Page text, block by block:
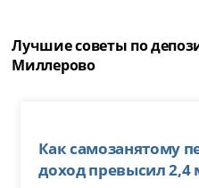
Лучшие советы по
Миллерово
Как самозанятому
доход превысил 2,4